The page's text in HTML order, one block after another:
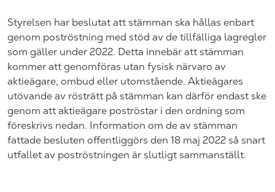
Styrelsen har beslutat att stämman ska hållas enbart
genom poströstning med stöd av de tillfälliga lagregler
som gäller under 2022. Detta innebär att stämman
kommer att genomföras utan fysisk närvaro av
aktieägare, ombud eller utomstående. Aktieägares
utövande av rösträtt på stämman kan därför endast ske
genom att aktieägare poströstar i den ordning som
föreskrivs nedan. Information om de av stämman
fattade besluten offentliggörs den 18 maj 2022 så snart
utfallet av poströstningen är slutligt sammanställt.